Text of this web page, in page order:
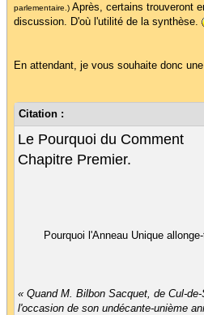
parlementaire.) Après, certains trouveront
discussion. D'où l'utilité de la synthèse.
En attendant, je vous souhaite donc
Citation :
Le Pourquoi du Comment
Chapitre Premier.
Pourquoi l'Anneau Unique
« Quand M. Bilbon Sacquet, de Cul-
l'occasion de son undécante-unième